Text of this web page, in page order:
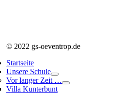
© 2022 gs-oeventrop.de
Startseite
Unsere Schule
Vor langer Zeit …
Villa Kunterbunt